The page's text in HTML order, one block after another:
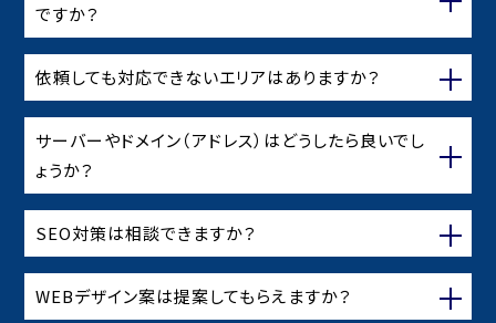
ですか？
依頼しても対応できないエリアはありますか？
サーバーやドメイン（アドレス）はどうしたら良いでし
ょうか？
SEO対策は相談できますか？
WEBデザイン案は提案してもらえますか？